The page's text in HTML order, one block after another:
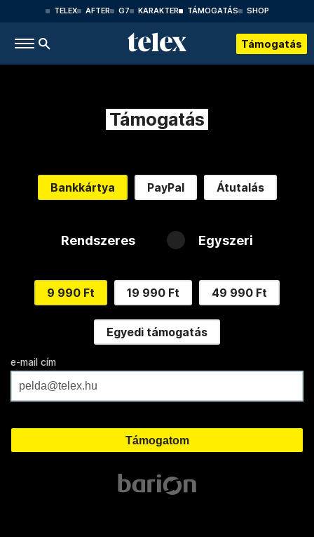
TELEX AFTER G7 KARAKTER TÁMOGATÁS SHOP
Támogatás
Támogatás
Bankkártya PayPal Átutalás
Rendszeres Egyszeri
9 990 Ft 19 990 Ft 49 990 Ft
Egyedi támogatás
e-mail cím